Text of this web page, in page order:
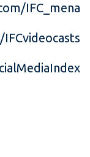
IFC_mena